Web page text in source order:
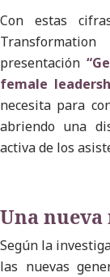
Con estas
presentación
female
necesita para
abriendo una
activa de los
Una
Según la
las nuevas